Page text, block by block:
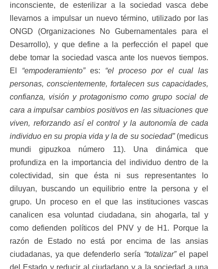
inconsciente, de esterilizar a la sociedad vasca debe
llevarnos a impulsar un nuevo término, utilizado por las
ONGD (Organizaciones No Gubernamentales para el
Desarrollo), y que define a la perfección el papel que
debe tomar la sociedad vasca ante los nuevos tiempos.
El “empoderamiento”es: “el proceso por el cual las
personas, conscientemente, fortalecen sus capacidades,
confianza, visión y protagonismo como grupo social de
cara a impulsar cambios positivos en las situaciones que
viven, reforzando así el control y la autonomía de cada
individuo en su propia vida y la de su sociedad”(medicus
mundi gipuzkoa número 11). Una dinámica que
profundiza en la importancia del individuo dentro de la
colectividad, sin que ésta ni sus representantes lo
diluyan, buscando un equilibrio entre la persona y el
grupo. Un proceso en el que las instituciones vascas
canalicen esa voluntad ciudadana, sin ahogarla, tal y
como defienden políticos del PNV y de H1. Porque la
razón de Estado no está por encima de las ansias
ciudadanas, ya que defenderlo sería “totalizar”el papel
del Estado y reducir al ciudadano y a la sociedad a una